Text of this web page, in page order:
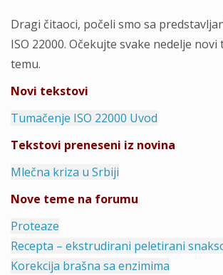
Dragi čitaoci, počeli smo sa
ISO 22000. Očekujte svake nedelje
temu.
Novi tekstovi
Tumačenje ISO 22000 Uvod
Tekstovi preneseni iz novina
Mlečna kriza u Srbiji
Nove teme na forumu
Proteaze
Recepta – ekstrudirani peletirani
Korekcija brašna sa enzimima